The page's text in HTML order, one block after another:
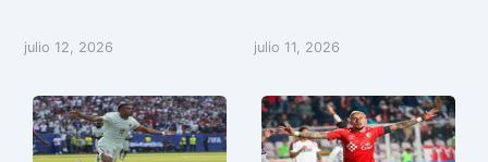
julio 12, 2026 julio 11, 2026